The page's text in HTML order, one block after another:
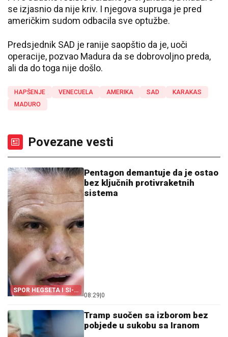
se izjasnio da nije kriv. I njegova supruga je pred
američkim sudom odbacila sve optužbe.
Predsjednik SAD je ranije saopštio da je, uoči
operacije, pozvao Madura da se dobrovoljno preda,
ali da do toga nije došlo.
HAPŠENJE VENECUELA AMERIKA SAD
KARAKAS
MADURO
Povezane vesti
SPOR HEGSETA I SI-
EN-ENA
Pentagon demantuje da je ostao
bez ključnih protivraketnih
sistema
08:29 0
Tramp suočen sa izborom bez
pobjede u sukobu sa Iranom